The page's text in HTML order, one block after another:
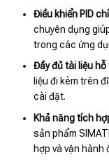
Điều khiển PID
chuyên dụng
trong các ứng
Đầy đủ tài liệu hỗ
liệu đi kèm trên
cài đặt.
Khả năng tích
sản phẩm
hợp và vận